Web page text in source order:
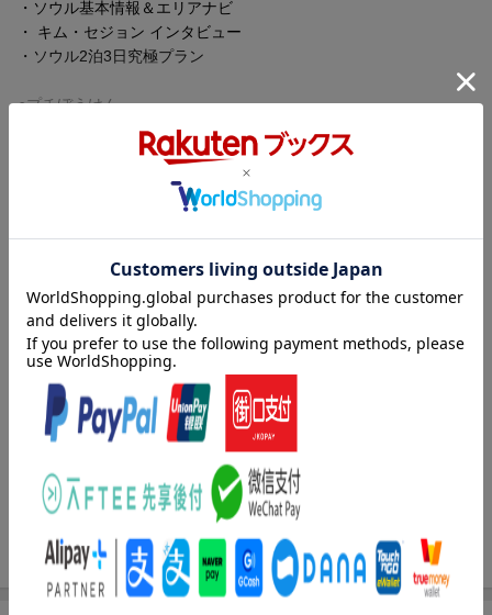
-iPhoneアプリ版楽天ブックス
-Androidアプリ版楽天ブックス
楽天ブックス限定特典：「地球の歩き方」 未公開イラストスマ
ホ壁紙「ROME」のダウンロード特典
※特典画像のダウンロード方法については、ご注文時にご利用の
メールアドレス宛へ、 ⇒商品出荷完了の翌日にメール送付
※楽天ブックスよりご注文に関するメールが到着致しますので、
迷惑メールなどの設定など充分にご注意ください。
※メール送付の日程は後ろ倒しになる場合がございます。
■その他ご連絡
ーお客様都合によるキャンセルの場合は「特典対象外」
ーご注文後「対象商品」が欠品や発売延期・中止などで発送でき
ーメンテナンスなどで、ご注文いただけない場合がございます
が、特典対象期間を延長することはございません。何とぞご了承
ー当企画を予告なく中止させていただく場合がございます。
・ソウル基本情報＆エリアナビ
・ キム・セジョン インタビュー
・ソウル2泊3日究極プラン
●プチぼうけん
・待ちに待ったソウルでの推し活！ BTS の聖地巡礼
・ NCT が大好きなシズニに密着1dayリポート
・週6で会えちゃう?歌番組観覧へ
・JIMINとお揃い&ハングルアクセ作りにチャレンジ
・2大カフェタウン 延南洞＆聖水洞
・韓国の香水をオーダーメイド
・ 1食目に食べたい高コスパグルメ
・韓服に着替えてお得に王宮散策
・カカオ&LINE FRIENDSの新キャラに遭遇
アイドル御用達メイクサロン／Nソウルタワーvs.ソウルスカイ
チムジルバン／ライトアップスポット／梨花洞壁画村
・最旬ビジュアルスイーツ
・おいしい韓国グルメが食べ放題
・スタッフ溺愛「湯・飯・麺」ランキング?
・コンビニのヒット商品スナック菓子＆キムパ
豚焼肉／韓牛／鶏メニュー／タコVSカニ
内容紹介（「BOOK」データベースより）
ぬ！最旬カフェタウン＆無限グルメにＴｒｙ．トレンドコスメの
韓国限定ストア。旅好き女子のためのプチぼうけん応援ガイド。
目次（「BOOK」データベースより）
リアルな韓国 刺激的なソウルでプチぼうけん！／やっぱり本場
でないと！おいしすぎるソウルで韓国グルメを腹十分まで♪／キレ
イ＆ハッピーが絶対に待ってるソウルビューティナビ／だから
「迷わず買う！」がツウの鉄則ソウルショッピング／魅力がギュ
ッと凝縮された全部濃厚☆どこから歩いても歓喜の街案内／推し
は推せるときに！ヲタクゴコロ全開で楽しむエンタメガイド／ソ
ウルの基本情報をココでしっかり予習